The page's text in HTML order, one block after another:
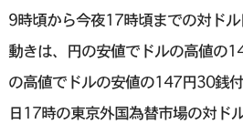
9時頃から今夜17時頃までの対ド
動きは、円の安値でドルの高値の
の高値でドルの安値の147円30銭
日17時の東京外国為替市場の対ド